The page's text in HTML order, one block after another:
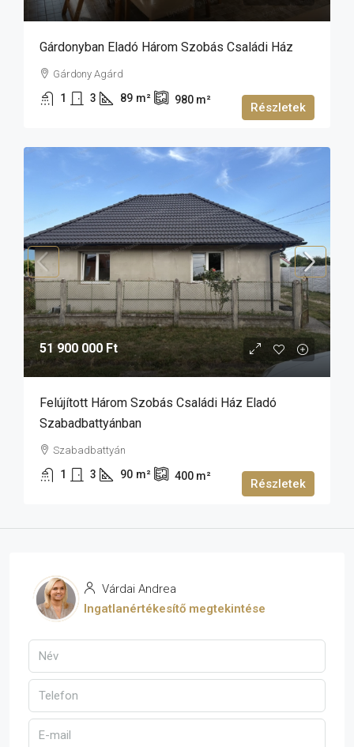
Gárdonyban Eladó Három Szobás Családi Ház
Gárdony Agárd
1 3 89 m² 980 m²
Részletek
51 900 000 Ft
Felújított Három Szobás Családi Ház Eladó
Szabadbattyánban
Szabadbattyán
1 3 90 m² 400 m²
Részletek
Várdai Andrea
Ingatlanértékesítő megtekintése